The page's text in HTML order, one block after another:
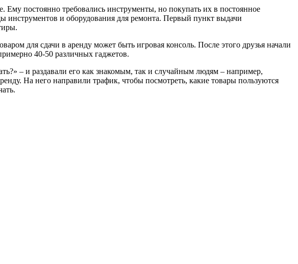
Ему постоянно требовались инструменты, но покупать их в постоянное
инструментов и оборудования для ремонта. Первый пункт выдачи
для сдачи в аренду может быть игровая консоль. После этого друзья начали
40-50 различных гаджетов.
– и раздавали его как знакомым, так и случайным людям – например,
На него направили трафик, чтобы посмотреть, какие товары пользуются